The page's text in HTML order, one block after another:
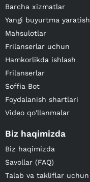
Barcha xizmatlar
Yangi buyurtma yaratish
Mahsulotlar
Frilanserlar uchun
Hamkorlikda ishlash
Frilanserlar
Soffia Bot
Foydalanish shartlari
Video qo'llanmalar
Biz haqimizda
Biz haqimizda
Savollar (FAQ)
Talab va takliflar uchun